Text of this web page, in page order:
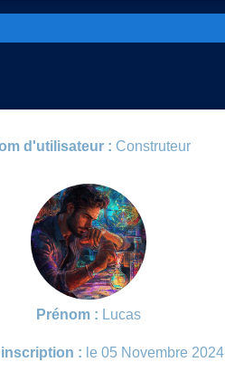
d'utilisateur : Construteur
Prénom : Lucas
: le 05 Novembre 2024